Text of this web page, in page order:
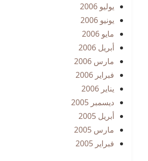
يوليو 2006
يونيو 2006
مايو 2006
أبريل 2006
مارس 2006
فبراير 2006
يناير 2006
ديسمبر 2005
أبريل 2005
مارس 2005
فبراير 2005